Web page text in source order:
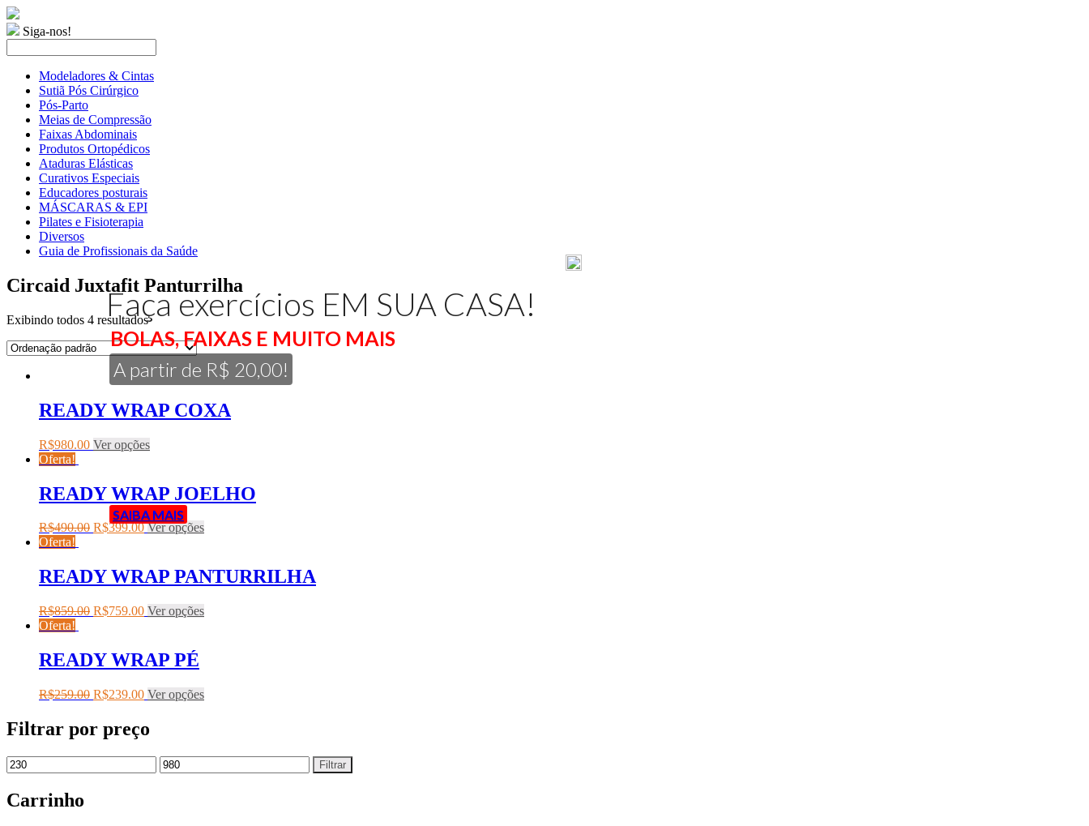
Siga-nos!
Modeladores & Cintas
Sutiã Pós Cirúrgico
Pós-Parto
Meias de Compressão
Faixas Abdominais
Produtos Ortopédicos
Ataduras Elásticas
Curativos Especiais
Educadores posturais
MÁSCARAS & EPI
Pilates e Fisioterapia
Diversos
Guia de Profissionais da Saúde
Faça exercícios EM SUA CASA!
BOLAS, FAIXAS E MUITO MAIS
A partir de R$ 20,00!
SAIBA MAIS
Circaid Juxtafit Panturrilha
Exibindo todos 4 resultados
READY WRAP COXA
R$980.00 Ver opções
Oferta!
READY WRAP JOELHO
R$490.00 R$399.00 Ver opções
Oferta!
READY WRAP PANTURRILHA
R$859.00 R$759.00 Ver opções
Oferta!
READY WRAP PÉ
R$259.00 R$239.00 Ver opções
Filtrar por preço
Filtrar
Carrinho